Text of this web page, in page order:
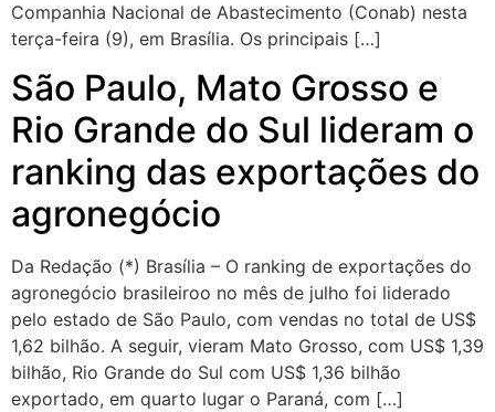
Companhia Nacional de Abastecimento (Conab) nesta
terça-feira (9), em Brasília. Os principais […]
São Paulo, Mato Grosso e
Rio Grande do Sul lideram o
ranking das exportações do
agronegócio
Da Redação (*) Brasília – O ranking de exportações do
agronegócio brasileiroo no mês de julho foi liderado
pelo estado de São Paulo, com vendas no total de US$
1,62 bilhão. A seguir, vieram Mato Grosso, com US$ 1,39
bilhão, Rio Grande do Sul com US$ 1,36 bilhão
exportado, em quarto lugar o Paraná, com […]